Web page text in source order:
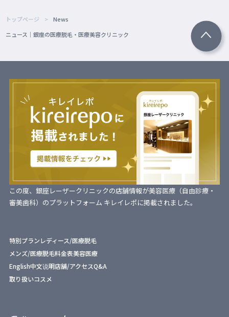
トップページ
News
ニュース｜銀座の医療脱毛・医療美容クリニック
この度、銀座レーザークリニックの店舗情報が美容医療（自由診療・
審美歯科）のプラットフォーム キレイレポに掲載されました。
特別プランレディース/医療脱毛
メンズ/医療脱毛料金表美容医療
English中文说明店舗/アクセスQ&A
取り扱いコスメ